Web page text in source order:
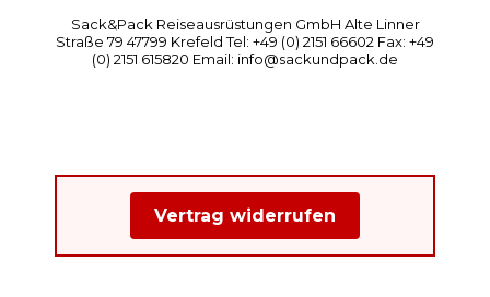
Sack&Pack Reiseausrüstungen GmbH Alte Linner
Straße 79 47799 Krefeld Tel: +49 (0) 2151 66602 Fax: +49
(0) 2151 615820 Email: info@sackundpack.de
Vertrag widerrufen